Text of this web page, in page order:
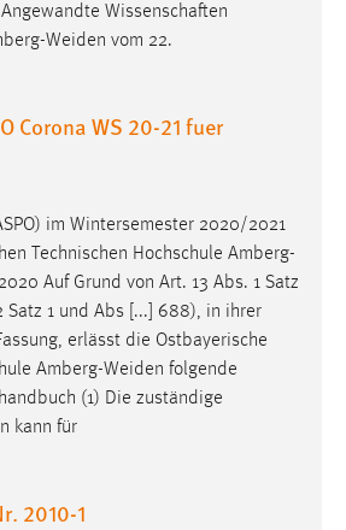
Wissenschaften
Weiden vom 22.
Corona WS 20-21 fuer
im Wintersemester 2020/2021
Technischen Hochschule Amberg-
Auf Grund von Art. 13 Abs. 1 Satz
Satz 1 und Abs [...] 688), in ihrer
erlässt die Ostbayerische
Amberg-Weiden folgende
(1) Die zuständige
kann für
2010-1